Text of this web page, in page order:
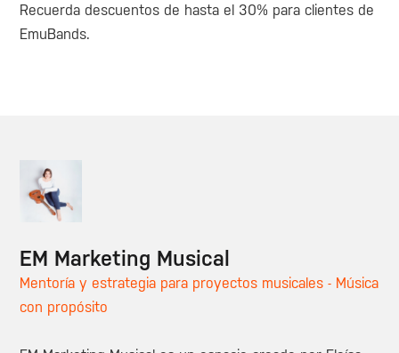
Recuerda descuentos de hasta el 30% para clientes de
EmuBands.
EM Marketing Musical
Mentoría y estrategia para proyectos musicales - Música
con propósito